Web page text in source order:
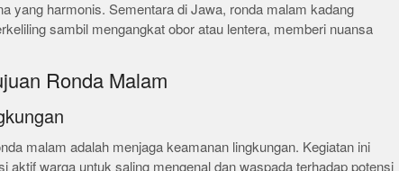
yang harmonis. Sementara di Jawa, ronda malam kadang
sambil mengangkat obor atau lentera, memberi nuansa
Ronda Malam
malam adalah menjaga keamanan lingkungan. Kegiatan ini
aktif warga untuk saling mengenal dan waspada terhadap potensi